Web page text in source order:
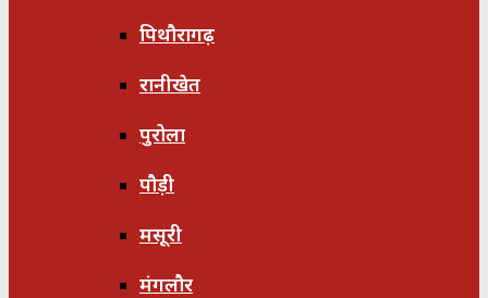
पिथौरागढ़
रानीखेत
पुरोला
पौड़ी
मसूरी
मंगलौर